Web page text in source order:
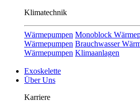
Klimatechnik
Wärmepumpen Monoblock
Wärmepumpen Brauchwasser
Wärmepumpen Klimaanlagen
Exoskelette
Über Uns
Karriere